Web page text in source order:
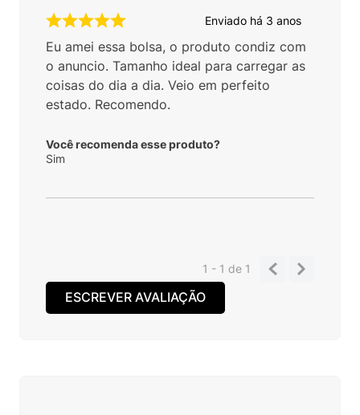
Enviado há 3 anos
Eu amei essa bolsa, o produto condiz com
o anuncio. Tamanho ideal para carregar as
coisas do dia a dia. Veio em perfeito
estado. Recomendo.
Você recomenda esse produto?
Sim
1 - 1de 1
ESCREVER AVALIAÇÃO